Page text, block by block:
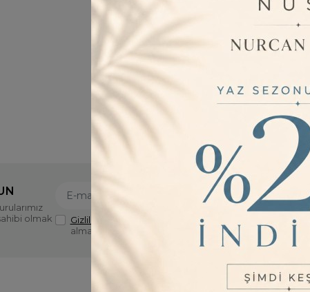
Aradığınız ürün
Geri
olmak
Gizlilik politikasını
okudum ve elektronik posta
almayı kabul ediyorum.